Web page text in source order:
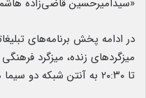
در ادامه پخش برنامه‌های
تا ۲۰:۳۰ به آنتن شبکه دو سیما می‌رسد.